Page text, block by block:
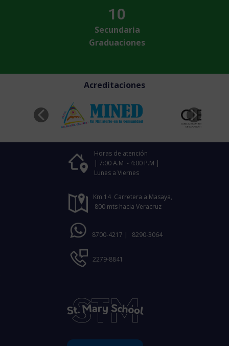
10
Secundaria
Graduaciones
Acreditaciones
Horas de atención
| 7:00 A.M - 4:00 P.M |
Lunes a Viernes
Km 14 Carretera a Masaya,
800 mts hacia Veracruz
8700-4217 | 8290-3064
2279-8841